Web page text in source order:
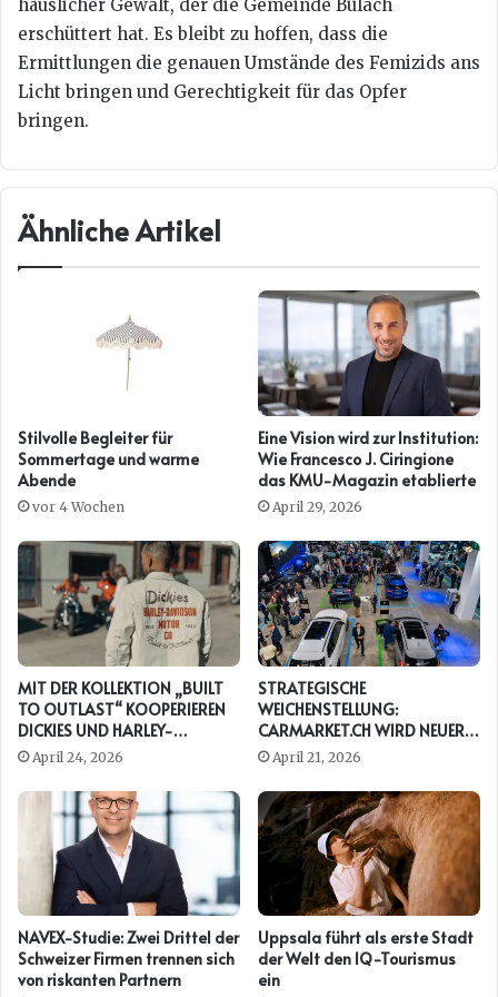
häuslicher Gewalt, der die Gemeinde Bülach
erschüttert hat. Es bleibt zu hoffen, dass die
Ermittlungen die genauen Umstände des Femizids ans
Licht bringen und Gerechtigkeit für das Opfer
bringen.
Ähnliche Artikel
Stilvolle Begleiter für
Sommertage und warme
Abende
vor 4 Wochen
Eine Vision wird zur Institution:
Wie Francesco J. Ciringione
das KMU-Magazin etablierte
April 29, 2026
MIT DER KOLLEKTION „BUILT
TO OUTLAST“ KOOPERIEREN
DICKIES UND HARLEY-
DAVIDSON ERNEUT
April 24, 2026
STRATEGISCHE
WEICHENSTELLUNG:
CARMARKET.CH WIRD NEUER
PRESENTING PARTNER DER
AUTO ZÜRICH
April 21, 2026
NAVEX-Studie: Zwei Drittel der
Schweizer Firmen trennen sich
von riskanten Partnern
Uppsala führt als erste Stadt
der Welt den IQ-Tourismus
ein